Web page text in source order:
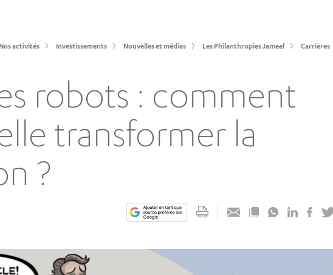
Nos activités Investissements Nouvelles et médias Les Philanthropies Jameel Carrières
robots : comment
transformer la
?